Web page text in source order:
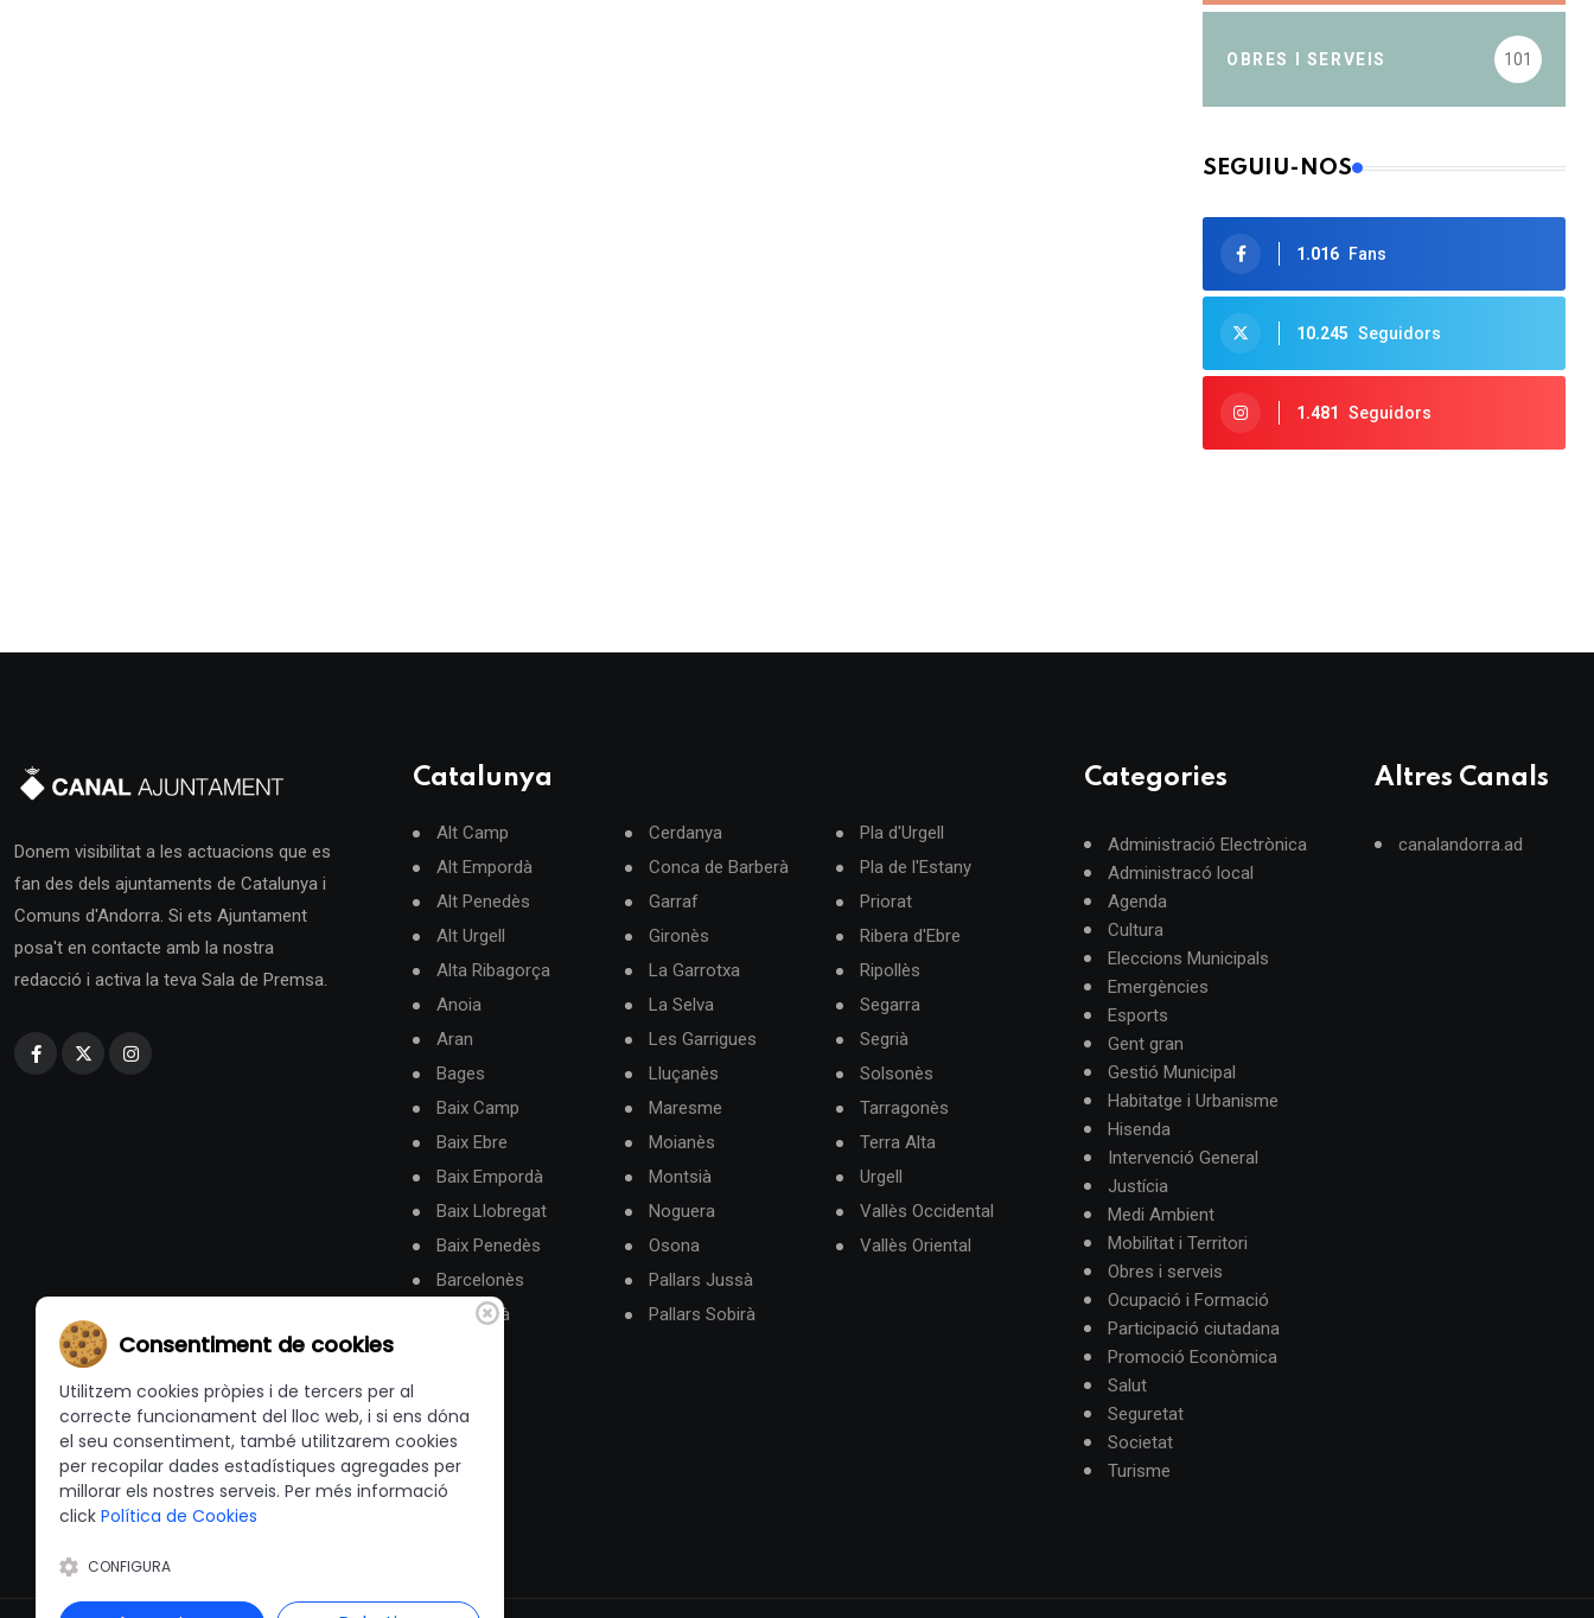
OBRES I SERVEIS 101
SEGUIU-NOS
1.016 Fans
10.245 Seguidors
1.481 Seguidors
Donem visibilitat a les actuacions que es
fan des dels ajuntaments de Catalunya i
Comuns d'Andorra. Si ets Ajuntament
posa't en contacte amb la nostra
redacció i activa la teva Sala de Premsa.
Catalunya
Alt Camp
Alt Empordà
Alt Penedès
Alt Urgell
Alta Ribagorça
Anoia
Aran
Bages
Baix Camp
Baix Ebre
Baix Empordà
Baix Llobregat
Baix Penedès
Barcelonès
Berguedà
Cerdanya
Conca de Barberà
Garraf
Gironès
La Garrotxa
La Selva
Les Garrigues
Lluçanès
Maresme
Moianès
Montsià
Noguera
Osona
Pallars Jussà
Pallars Sobirà
Pla d'Urgell
Pla de l'Estany
Priorat
Ribera d'Ebre
Ripollès
Segarra
Segrià
Solsonès
Tarragonès
Terra Alta
Urgell
Vallès Occidental
Vallès Oriental
Categories
Administració Electrònica
Administracó local
Agenda
Cultura
Eleccions Municipals
Emergències
Esports
Gent gran
Gestió Municipal
Habitatge i Urbanisme
Hisenda
Intervenció General
Justícia
Medi Ambient
Mobilitat i Territori
Obres i serveis
Ocupació i Formació
Participació ciutadana
Promoció Econòmica
Salut
Seguretat
Societat
Turisme
Altres Canals
canalandorra.ad
Consentiment de cookies
Utilitzem cookies pròpies i de tercers per al
correcte funcionament del lloc web, i si ens dóna
el seu consentiment, també utilitzarem cookies
per recopilar dades estadístiques agregades per
millorar els nostres serveis. Per més informació
click Política de Cookies
CONFIGURA